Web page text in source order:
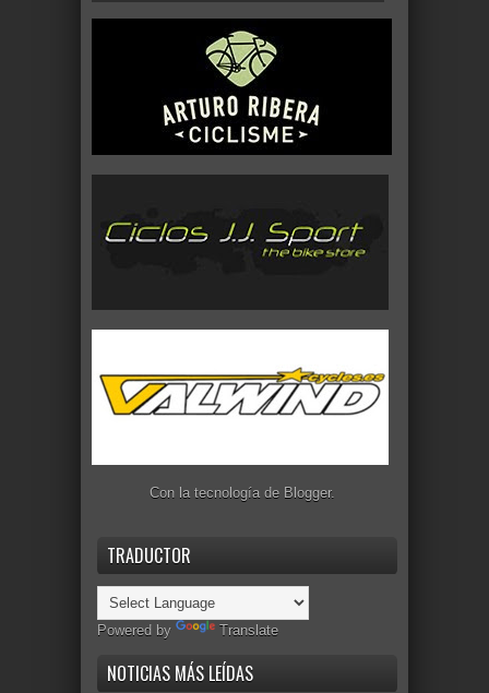
Con la tecnología de Blogger.
TRADUCTOR
Powered by Translate
NOTICIAS MÁS LEÍDAS